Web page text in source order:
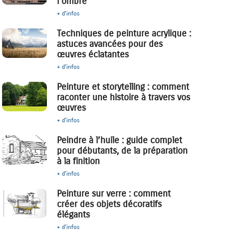
+ d'infos
Techniques de peinture acrylique :
astuces avancées pour des
œuvres éclatantes
+ d'infos
Peinture et storytelling : comment
raconter une histoire à travers vos
œuvres
+ d'infos
Peindre à l’huile : guide complet
pour débutants, de la préparation
à la finition
+ d'infos
Peinture sur verre : comment
créer des objets décoratifs
élégants
+ d'infos